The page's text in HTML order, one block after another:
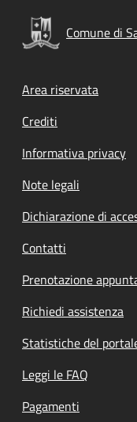
Comune di
Footer
Area riservata
Crediti
Informativa privacy
Note legali
Dichiarazione di
Contatti
Prenotazione
Richiedi assistenza
Statistiche del
Leggi le FAQ
Pagamenti